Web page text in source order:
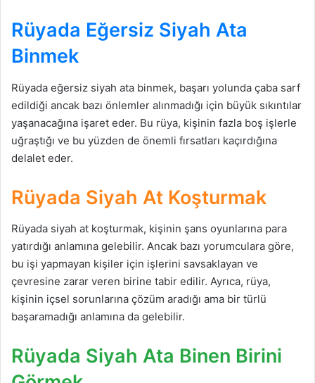
Rüyada Eğersiz Siyah Ata
Binmek
Rüyada eğersiz siyah ata binmek, başarı yolunda çaba sarf
edildiği ancak bazı önlemler alınmadığı için büyük sıkıntılar
yaşanacağına işaret eder. Bu rüya, kişinin fazla boş işlerle
uğraştığı ve bu yüzden de önemli fırsatları kaçırdığına
delalet eder.
Rüyada Siyah At Koşturmak
Rüyada siyah at koşturmak, kişinin şans oyunlarına para
yatırdığı anlamına gelebilir. Ancak bazı yorumculara göre,
bu işi yapmayan kişiler için işlerini savsaklayan ve
çevresine zarar veren birine tabir edilir. Ayrıca, rüya,
kişinin içsel sorunlarına çözüm aradığı ama bir türlü
başaramadığı anlamına da gelebilir.
Rüyada Siyah Ata Binen Birini